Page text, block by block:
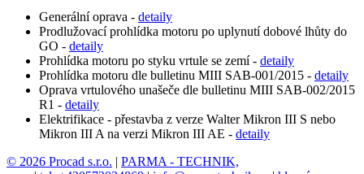
Generální oprava - detaily
Prodlužovací prohlídka motoru po uplynutí dobové lhůty do
GO - detaily
Prohlídka motoru po styku vrtule se zemí - detaily
Prohlídka motoru dle bulletinu MIII SAB-001/2015 - detaily
Oprava vrtulového unašeče dle bulletinu MIII SAB-002/2015
R1 - detaily
Elektrifikace - přestavba z verze Walter Mikron III S nebo
Mikron III A na verzi Mikron III AE - detaily
© 2026 Procad s.r.o. | PARMA - TECHNIK,